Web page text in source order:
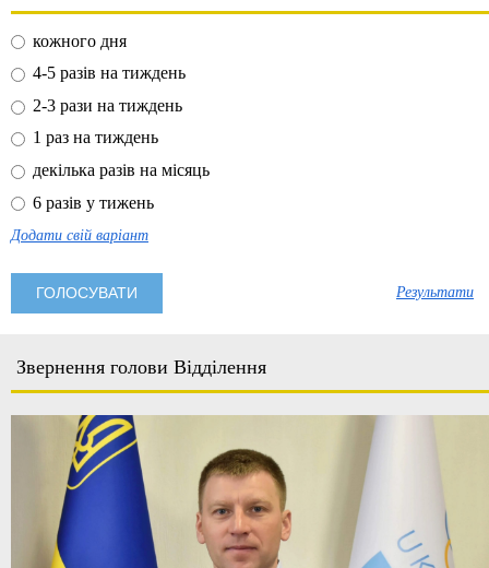
кожного дня
4-5 разів на тиждень
2-3 рази на тиждень
1 раз на тиждень
декілька разів на місяць
6 разів у тижень
Додати свій варіант
Результати
Звернення голови Відділення